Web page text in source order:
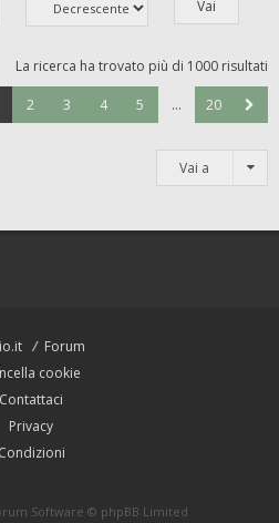
La ricerca ha trovato più di 1000 risultati
2 3 4 5 … 20
Vai a
Forum
cookie
Contattaci
Privacy
Condizioni
Software © phpBB Limited